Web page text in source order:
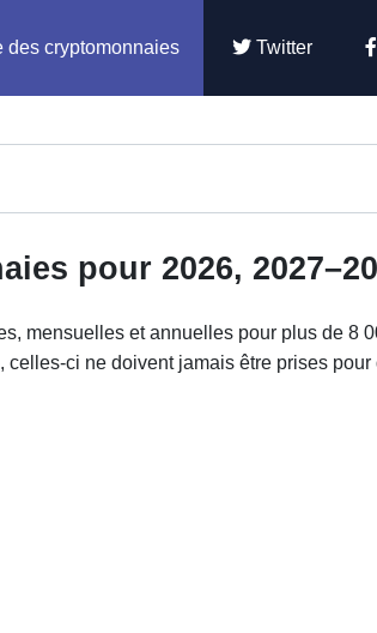
des cryptomonnaies Twitter
pour 2026,
mensuelles et annuelles pour plus de 8
ci ne doivent jamais être prises